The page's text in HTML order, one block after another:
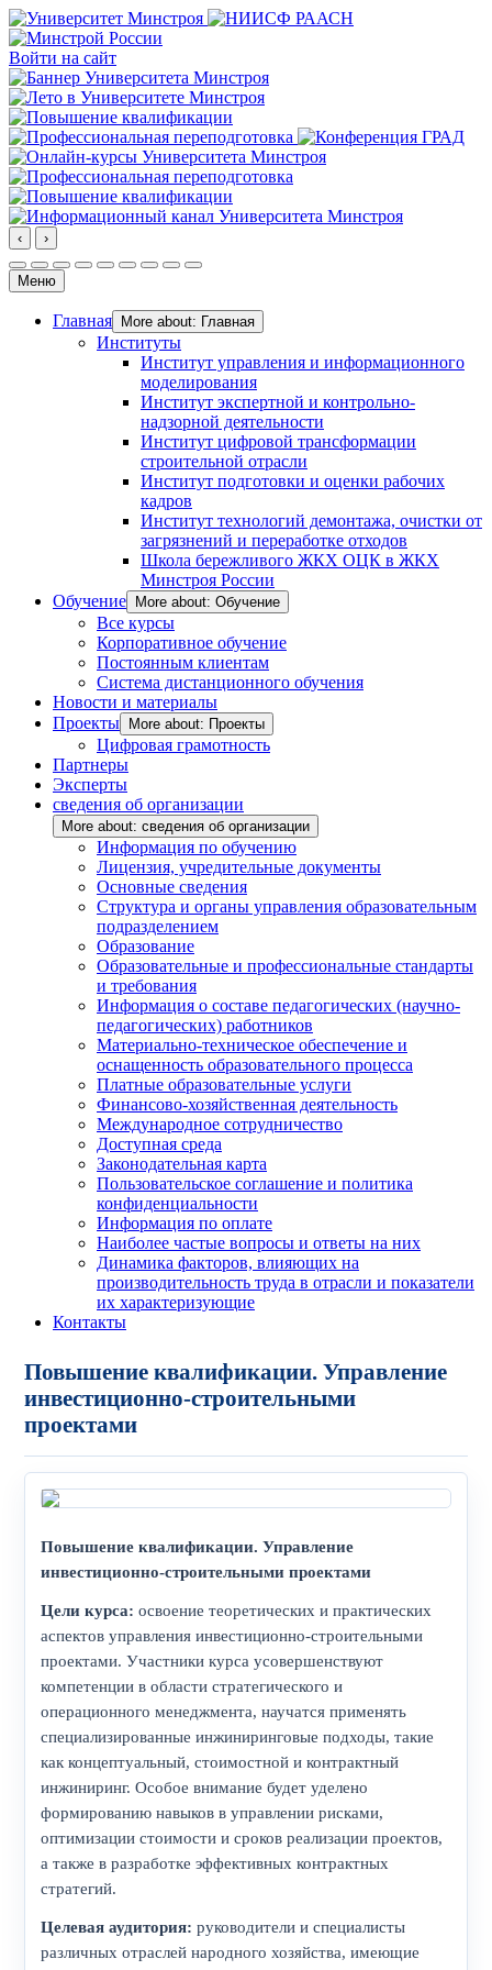
Войти на сайт
‹ ›
Меню
Главная More about: Главная
Институты
Институт управления и информационного
моделирования
Институт экспертной и контрольно-
надзорной деятельности
Институт цифровой трансформации
строительной отрасли
Институт подготовки и оценки рабочих
кадров
Институт технологий демонтажа, очистки от
загрязнений и переработке отходов
Школа бережливого ЖКХ ОЦК в ЖКХ
Минстроя России
Обучение
More about: Обучение
Все курсы
Корпоративное обучение
Постоянным клиентам
Система дистанционного обучения
Новости и материалы
Проекты
More about: Проекты
Цифровая грамотность
Партнеры
Эксперты
сведения об организации
More about: сведения об организации
Информация по обучению
Лицензия, учредительные документы
Основные сведения
Структура и органы управления образовательным
подразделением
Образование
Образовательные и профессиональные стандарты
и требования
Информация о составе педагогических (научно-
педагогических) работников
Материально-техническое обеспечение и
оснащенность образовательного процесса
Платные образовательные услуги
Финансово-хозяйственная деятельность
Международное сотрудничество
Доступная среда
Законодательная карта
Пользовательское соглашение и политика
конфиденциальности
Информация по оплате
Наиболее частые вопросы и ответы на них
Динамика факторов, влияющих на
производительность труда в отрасли и показатели
их характеризующие
Контакты
Повышение квалификации. Управление
инвестиционно-строительными
проектами
Повышение квалификации. Управление
инвестиционно-строительными проектами
Цели курса: освоение теоретических и практических
аспектов управления инвестиционно-строительными
проектами. Участники курса усовершенствуют
компетенции в области стратегического и
операционного менеджмента, научатся применять
специализированные инжиниринговые подходы, такие
как концептуальный, стоимостной и контрактный
инжиниринг. Особое внимание будет уделено
формированию навыков в управлении рисками,
оптимизации стоимости и сроков реализации проектов,
а также в разработке эффективных контрактных
стратегий.
Целевая аудитория: руководители и специалисты
различных отраслей народного хозяйства, имеющие